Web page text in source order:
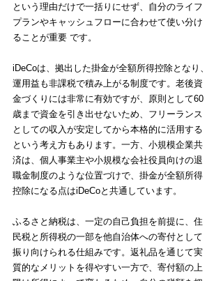
という理由だけで一括りにせず、自分のライフ
プランやキャッシュフローに合わせて使い分け
ることが重要 です。
iDeCoは、拠出した掛金が全額所得控除となり、
運用益も非課税で積み上がる制度です。老後資
金づくりには非常に有効ですが、原則として60
歳まで資金を引き出せないため、フリーランス
としての収入が安定してから本格的に活用する
という考え方もあります。一方、小規模企業共
済は、個人事業主や小規模な会社役員向けの退
職金制度のような位置づけで、掛金が全額所得
控除になる点はiDeCoと共通しています。
ふるさと納税は、一定の自己負担を前提に、住
民税と所得税の一部を他自治体への寄付として
振り向けられる仕組みです。返礼品を通じて実
質的なメリットを得やすい一方で、寄付額の上